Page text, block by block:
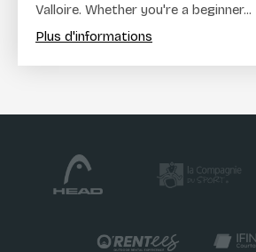
Valloire. Whether you're a beginner...
Plus d'informations